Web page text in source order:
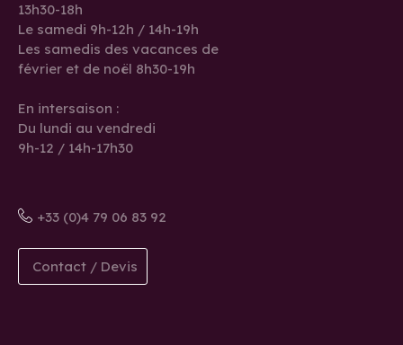
13h30-18h
Le samedi 9h-12h / 14h-19h
Les samedis des vacances de
février et de noël 8h30-19h
En intersaison :
Du lundi au vendredi
9h-12 / 14h-17h30
+33 (0)4 79 06 83 92
Contact / Devis